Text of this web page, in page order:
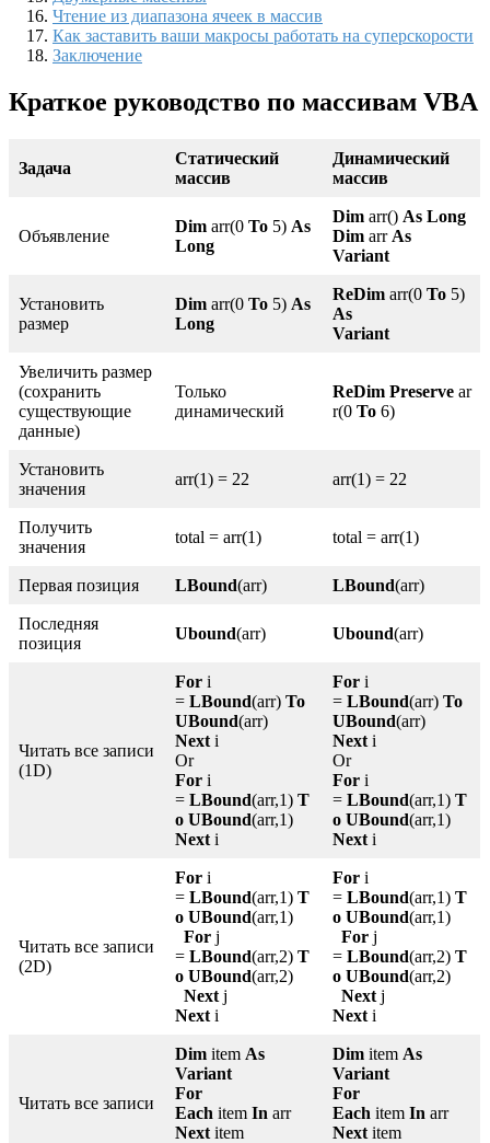
Чтение из диапазона ячеек в массив
Как заставить ваши макросы работать на суперскорости
Заключение
Краткое руководство по массивам VBA
Задача
Статический
массив
Динамический
массив
Объявление
Dim arr(0 To 5) As
Long
Dim arr() As Long
Dim arr As
Variant
Установить
размер
Dim arr(0 To 5) As
Long
ReDim arr(0 To 5)
As
Variant
Увеличить размер
(сохранить
существующие
данные)
Только
динамический
ReDim Preserve ar
r(0 To 6)
Установить
значения
arr(1) = 22 arr(1) = 22
Получить
значения
total = arr(1) total = arr(1)
Первая позиция LBound(arr) LBound(arr)
Последняя
позиция
Ubound(arr) Ubound(arr)
Читать все записи
(1D)
For i
= LBound(arr) To
UBound(arr)
Next i
Or
For i
= LBound(arr,1) T
o UBound(arr,1)
Next i
For i
= LBound(arr) To
UBound(arr)
Next i
Or
For i
= LBound(arr,1) T
o UBound(arr,1)
Next i
Читать все записи
(2D)
For i
= LBound(arr,1) T
o UBound(arr,1)
For j
= LBound(arr,2) T
o UBound(arr,2)
Next j
Next i
For i
= LBound(arr,1) T
o UBound(arr,1)
For j
= LBound(arr,2) T
o UBound(arr,2)
Next j
Next i
Читать все записи
Dim item As
Variant
For
Each item In arr
Next item
Dim item As
Variant
For
Each item In arr
Next item